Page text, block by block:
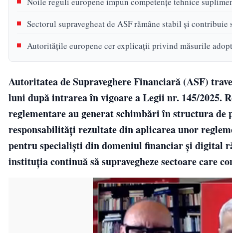
Sectorul supravegheat de ASF rămâne stabil și
Autoritățile europene cer explicații privind măsurile
Autoritatea de Supraveghere Financiară (ASF)
luni după intrarea în vigoare a Legii nr. 145/2025.
reglementare au generat schimbări în structura
responsabilități rezultate din aplicarea unor
pentru specialiști din domeniul financiar și digital
instituția continuă să supravegheze sectoare care